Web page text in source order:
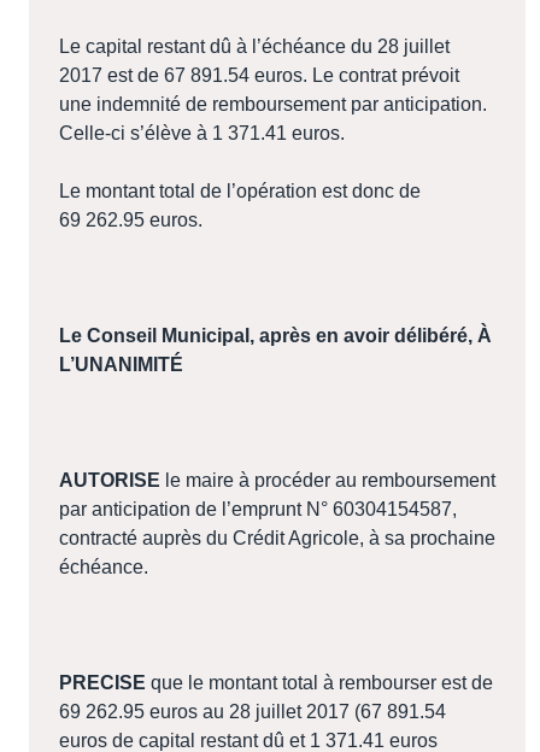
Le capital restant dû à l’échéance du 28 juillet
2017 est de 67 891.54 euros. Le contrat prévoit
une indemnité de remboursement par anticipation.
Celle-ci s’élève à 1 371.41 euros.
Le montant total de l’opération est donc de
69 262.95 euros.
Le Conseil Municipal, après en avoir délibéré, À
L’UNANIMITÉ
AUTORISE le maire à procéder au remboursement
par anticipation de l’emprunt N° 60304154587,
contracté auprès du Crédit Agricole, à sa prochaine
échéance.
PRECISE que le montant total à rembourser est de
69 262.95 euros au 28 juillet 2017 (67 891.54
euros de capital restant dû et 1 371.41 euros